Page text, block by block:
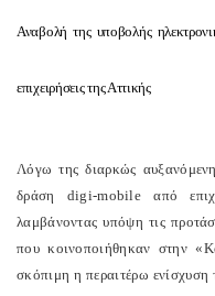
Αναβολή της υποβολής
επιχειρήσεις της Αττικής
Λόγω της διαρκώς
δράση digi-mobile από
λαμβάνοντας υπόψη τις
που κοινοποιήθηκαν στην
σκόπιμη η περαιτέρω